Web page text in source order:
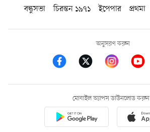
বন্ধুসভা
চিরন্তন ১৯৭১ ইপেপার প্রথমা
অনুসরণ করুন
মোবাইল অ্যাপস ডাউনলোড করুন